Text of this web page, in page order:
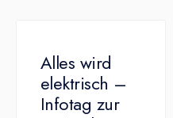
Alles wird
elektrisch –
Infotag zur